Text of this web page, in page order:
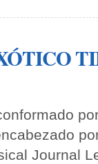
Journal